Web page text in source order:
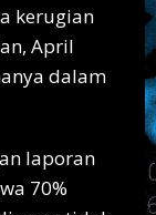
kerugian
April
dalam
laporan
70%